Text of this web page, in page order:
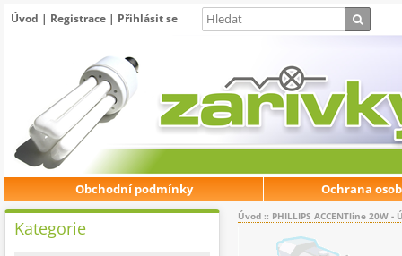
Úvod | Registrace | Přihlásit se
Obchodní podmínky Ochrana
Úvod :: PHILLIPS ACCENTline 20W
Kategorie